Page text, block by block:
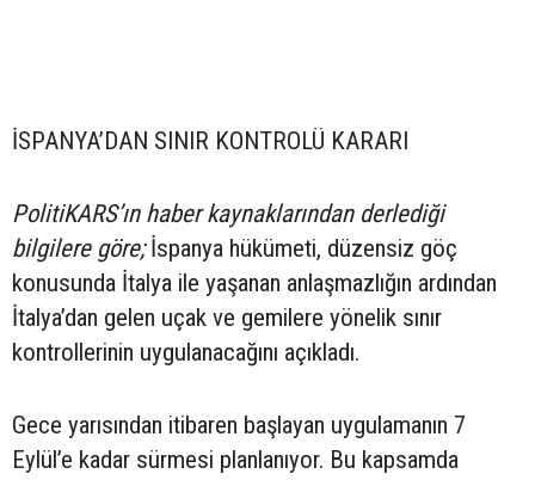
İSPANYA’DAN SINIR KONTROLÜ KARARI
PolitiKARS’ın haber kaynaklarından derlediği
bilgilere göre;İspanya hükümeti, düzensiz göç
konusunda İtalya ile yaşanan anlaşmazlığın ardından
İtalya’dan gelen uçak ve gemilere yönelik sınır
kontrollerinin uygulanacağını açıkladı.
Gece yarısından itibaren başlayan uygulamanın 7
Eylül’e kadar sürmesi planlanıyor. Bu kapsamda